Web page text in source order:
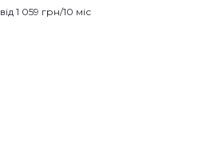
від 1 059 грн/10 міс